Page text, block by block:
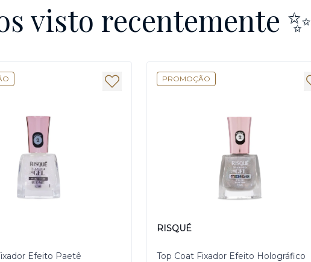
visto recentemente ✨
Efeito Paetê
PROMOÇÃO
RISQUÉ
Top Coat Fixador Efeito Holográfico